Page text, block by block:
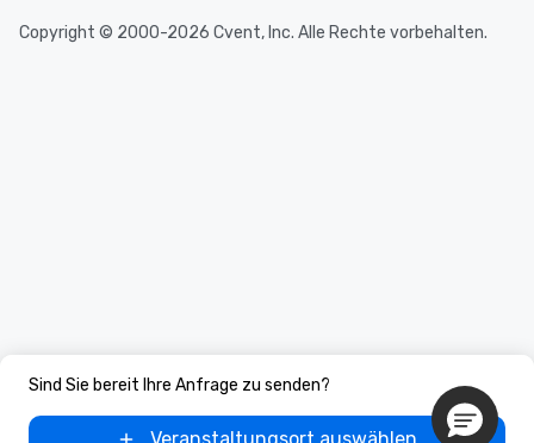
Sind Sie bereit Ihre Anfrage zu senden?
Copyright © 2000-2026 Cvent, Inc. Alle Rechte vorbehalten.